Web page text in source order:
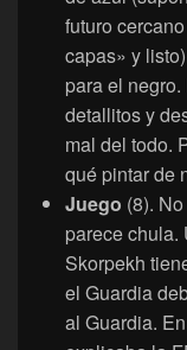
futuro
capas» y
para el
detallitos y
mal del todo.
qué pintar de
Juego (8).
parece chula.
Skorpekh
el Guardia
al Guardia.